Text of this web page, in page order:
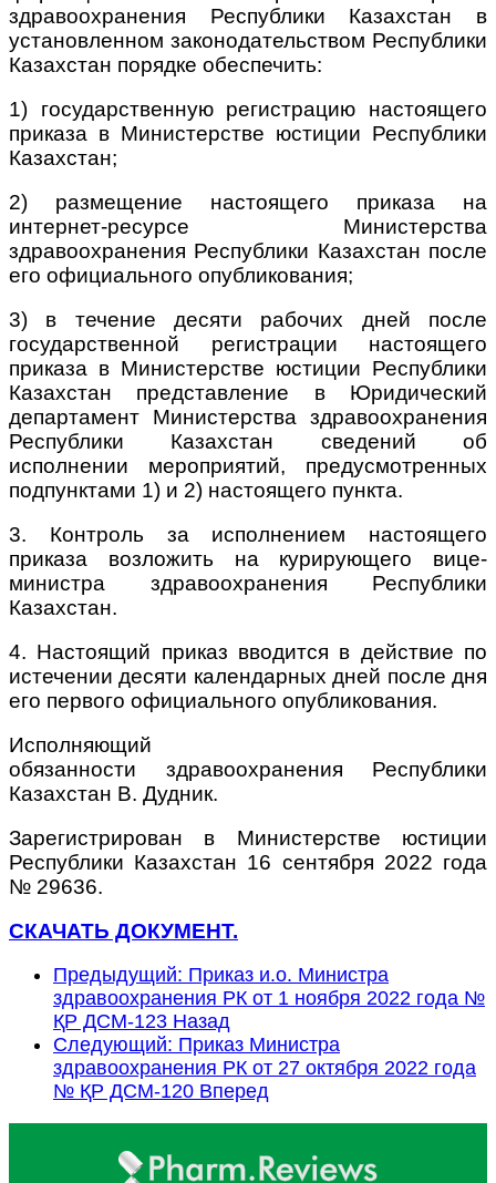
здравоохранения Республики Казахстан в
установленном законодательством Республики
Казахстан порядке обеспечить:
1) государственную регистрацию настоящего
приказа в Министерстве юстиции Республики
Казахстан;
2) размещение настоящего приказа на
интернет-ресурсе Министерства
здравоохранения Республики Казахстан после
его официального опубликования;
3) в течение десяти рабочих дней после
государственной регистрации настоящего
приказа в Министерстве юстиции Республики
Казахстан представление в Юридический
департамент Министерства здравоохранения
Республики Казахстан сведений об
исполнении мероприятий, предусмотренных
подпунктами 1) и 2) настоящего пункта.
3. Контроль за исполнением настоящего
приказа возложить на курирующего вице-
министра здравоохранения Республики
Казахстан.
4. Настоящий приказ вводится в действие по
истечении десяти календарных дней после дня
его первого официального опубликования.
Исполняющий
обязанности здравоохранения Республики
Казахстан В. Дудник.
Зарегистрирован в Министерстве юстиции
Республики Казахстан 16 сентября 2022 года
№ 29636.
СКАЧАТЬ ДОКУМЕНТ.
Предыдущий: Приказ и.о. Министра
здравоохранения РК от 1 ноября 2022 года №
ҚР ДСМ-123 Назад
Следующий: Приказ Министра
здравоохранения РК от 27 октября 2022 года
№ ҚР ДСМ-120 Вперед